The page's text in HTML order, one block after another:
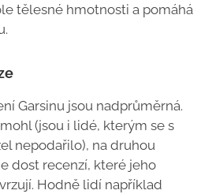
tělesné hmotnosti a pomáhá
Garsinu jsou nadprůměrná.
(jsou i lidé, kterým se s
nepodařilo), na druhou
dost recenzí, které jeho
Hodně lidí například